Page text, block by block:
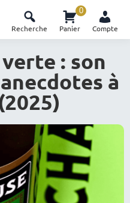
Recherche Panier
0
Compte
: son
à